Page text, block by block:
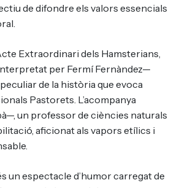
de difondre els valors essencials
Extraordinari dels Hamsterians,
per Fermí Fernàndez—
de la història que evoca
Pastorets. L’acompanya
un professor de ciències naturals
aficionat als vapors etílics i
un espectacle d’humor carregat de